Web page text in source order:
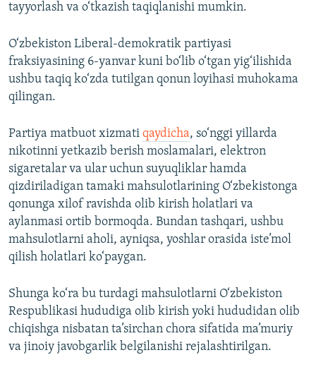
tayyorlash va o‘tkazish taqiqlanishi mumkin.
O‘zbekiston Liberal-demokratik partiyasi
fraksiyasining 6-yanvar kuni bo‘lib o‘tgan yig‘ilishida
ushbu taqiq ko‘zda tutilgan qonun loyihasi muhokama
qilingan.
Partiya matbuot xizmati qaydicha, so‘nggi yillarda
nikotinni yetkazib berish moslamalari, elektron
sigaretalar va ular uchun suyuqliklar hamda
qizdiriladigan tamaki mahsulotlarining O‘zbekistonga
qonunga xilof ravishda olib kirish holatlari va
aylanmasi ortib bormoqda. Bundan tashqari, ushbu
mahsulotlarni aholi, ayniqsa, yoshlar orasida iste’mol
qilish holatlari ko‘paygan.
Shunga ko‘ra bu turdagi mahsulotlarni O‘zbekiston
Respublikasi hududiga olib kirish yoki hududidan olib
chiqishga nisbatan ta’sirchan chora sifatida ma’muriy
va jinoiy javobgarlik belgilanishi rejalashtirilgan.